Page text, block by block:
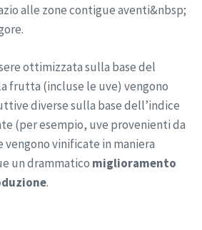
alle zone contigue aventi&nbsp;
ottimizzata sulla base del
frutta (incluse le uve) vengono
diverse sulla base dell’indice
(per esempio, uve provenienti da
vengono vinificate in maniera
un drammatico miglioramento
.